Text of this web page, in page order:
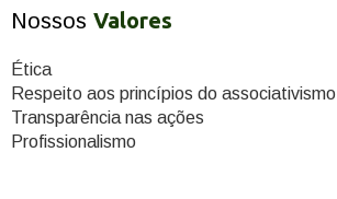
Nossos Valores
Ética
Respeito aos princípios do associativismo
Transparência nas ações
Profissionalismo